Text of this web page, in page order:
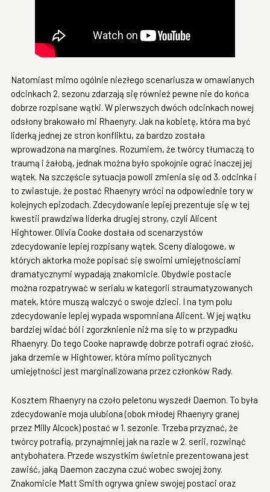
Natomiast mimo ogólnie niezłego scenariusza w omawianych
odcinkach 2. sezonu zdarzają się również pewne nie do końca
dobrze rozpisane wątki. W pierwszych dwóch odcinkach nowej
odsłony brakowało mi Rhaenyry. Jak na kobietę, która ma być
liderką jednej ze stron konfliktu, za bardzo została
wprowadzona na margines. Rozumiem, że twórcy tłumaczą to
traumą i żałobą, jednak można było spokojnie ograć inaczej jej
wątek. Na szczęście sytuacja powoli zmienia się od 3. odcinka i
to zwiastuje, że postać Rhaenyry wróci na odpowiednie tory w
kolejnych epizodach. Zdecydowanie lepiej prezentuje się w tej
kwestii prawdziwa liderka drugiej strony, czyli Alicent
Hightower. Olivia Cooke dostała od scenarzystów
zdecydowanie lepiej rozpisany wątek. Sceny dialogowe, w
których aktorka może popisać się swoimi umiejętnościami
dramatycznymi wypadają znakomicie. Obydwie postacie
można rozpatrywać w serialu w kategorii straumatyzowanych
matek, które muszą walczyć o swoje dzieci. I na tym polu
zdecydowanie lepiej wypada wspomniana Alicent. W jej wątku
bardziej widać ból i zgorzknienie niż ma się to w przypadku
Rhaenyry. Do tego Cooke naprawdę dobrze potrafi ograć złość,
jaka drzemie w Hightower, która mimo politycznych
umiejętności jest marginalizowana przez członków Rady.
Kosztem Rhaenyry na czoło peletonu wyszedł Daemon. To była
zdecydowanie moja ulubiona (obok młodej Rhaenyry granej
przez Milly Alcock) postać w 1. sezonie. Trzeba przyznać, że
twórcy potrafią, przynajmniej jak na razie w 2. serii, rozwinąć
antybohatera. Przede wszystkim świetnie prezentowana jest
zawiść, jaką Daemon zaczyna czuć wobec swojej żony.
Znakomicie Matt Smith ogrywa gniew swojej postaci oraz